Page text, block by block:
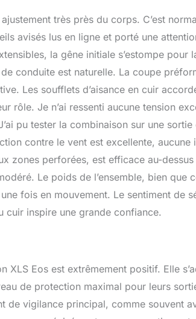
très près du corps. C’est
avisés lus en ligne et porté une
la gêne initiale s’estompe pour
conduite est naturelle. La coupe
Les soufflets d’aisance en cuir
rôle. Je n’ai ressenti aucune tension
pu tester la combinaison sur une sortie
contre le vent est excellente, aucune
zones perforées, est efficace au-
Le poids de l’ensemble, bien que
fois en mouvement. Le sentiment de
cuir inspire une grande confiance.
Eos est extrêmement positif. Elle
de protection maximal pour leurs
de vigilance principal, comme souvent